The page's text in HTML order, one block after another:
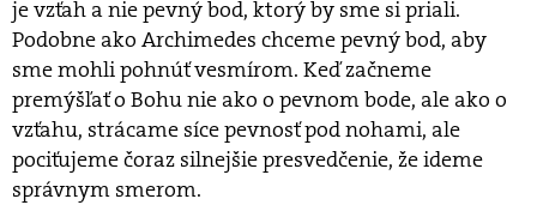
je vzťah a nie pevný bod, ktorý by sme si priali.
Podobne ako Archimedes chceme pevný bod, aby
sme mohli pohnúť vesmírom. Keď začneme
premýšľať o Bohu nie ako o pevnom bode, ale ako o
vzťahu, strácame síce pevnosť pod nohami, ale
pociťujeme čoraz silnejšie presvedčenie, že ideme
správnym smerom.